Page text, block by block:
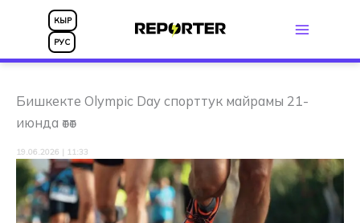
КЫР
РУС
Бишкекте Olympic Day спорттук майрамы 21-
июнда өтөт
19.06.2026 | 11:33